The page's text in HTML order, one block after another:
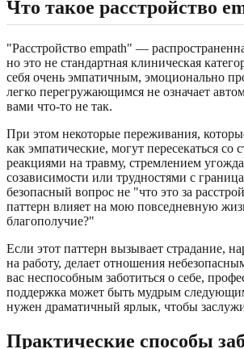
Что такое расстройство
"Расстройство empath" —
но это не стандартная клиническая
себя очень эмпатичным, эмоционально
легко перегружающимся не означает
вами что-то не так.
При этом некоторые переживания,
как эмпатические, могут пересекаться со
реакциями на травму, стремлением
созависимости или трудностями с
безопасный вопрос не "что это за
паттерн влияет на мою повседневную
благополучие?"
Если этот паттерн вызывает страдание,
на работу, делает отношения
вас неспособным заботиться о себе,
поддержка может быть мудрым
нужен драматичный ярлык, чтобы
Практические способы